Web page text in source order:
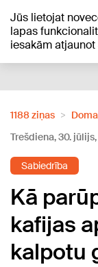
Jūs lietojat
lapas
iesakām
+26
1188 ziņas
Trešdiena, 30.
Sabiedrība
Kā
kafijas
kalpotu